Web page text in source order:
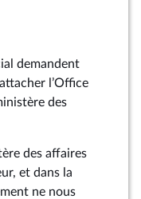
demandent
l’Office
des
des affaires
et dans la
ne nous